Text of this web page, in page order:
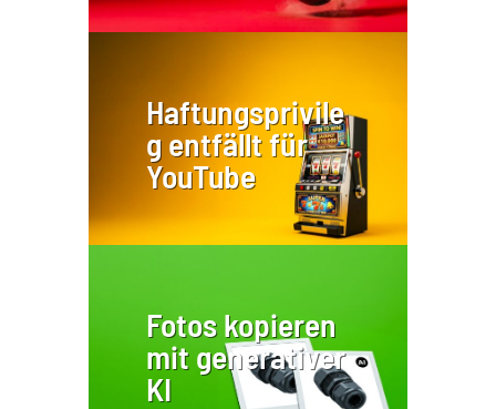
Haftungsprivile
g entfällt für
YouTube
Fotos kopieren
mit generativer
KI